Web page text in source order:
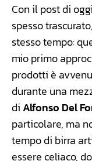
Con il post di
spesso
stesso tempo:
mio primo
prodotti è
durante una
diAlfonso Del
particolare, ma
tempo di birra
essere celiaco,